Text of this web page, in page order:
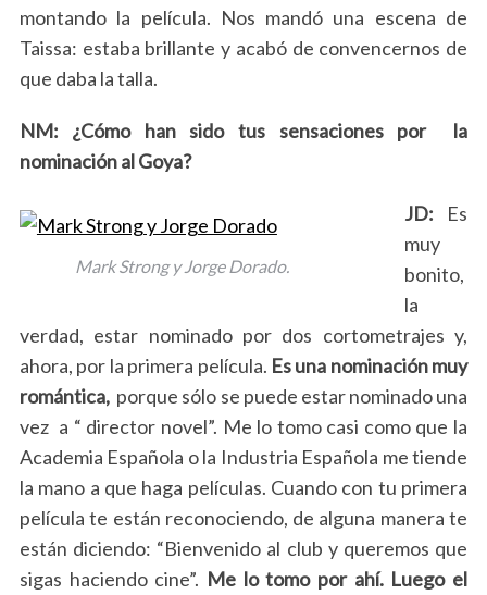
montando la película. Nos mandó una escena de
Taissa: estaba brillante y acabó de convencernos de
que daba la talla.
NM: ¿Cómo han sido tus sensaciones por la
nominación al Goya?
Mark Strong y Jorge Dorado.
JD: Es
muy
bonito,
la
verdad, estar nominado por dos cortometrajes y,
ahora, por la primera película. Es una nominación muy
romántica,porque sólo se puede estar nominado una
vez a “ director novel”. Me lo tomo casi como que la
Academia Española o la Industria Española me tiende
la mano a que haga películas. Cuando con tu primera
película te están reconociendo, de alguna manera te
están diciendo: “Bienvenido al club y queremos que
sigas haciendo cine”. Me lo tomo por ahí. Luego el